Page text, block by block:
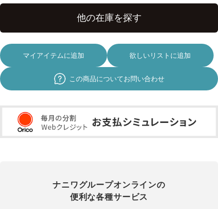
マイアイテムに追加 欲しいリストに追加
この商品についてお問い合わせ
ナニワグループオンラインの
便利な各種サービス